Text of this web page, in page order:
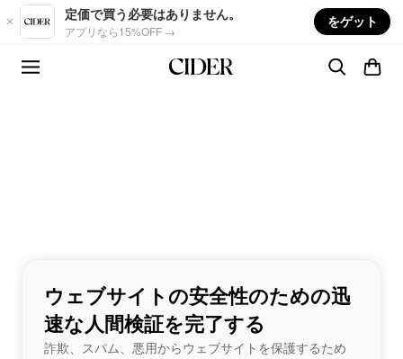
Skip to main content
定価で買う必要はありません。
アプリなら15%OFF →
をゲット
ウェブサイトの安全性のための迅
速な人間検証を完了する
詐欺、スパム、悪用からウェブサイトを保護するため